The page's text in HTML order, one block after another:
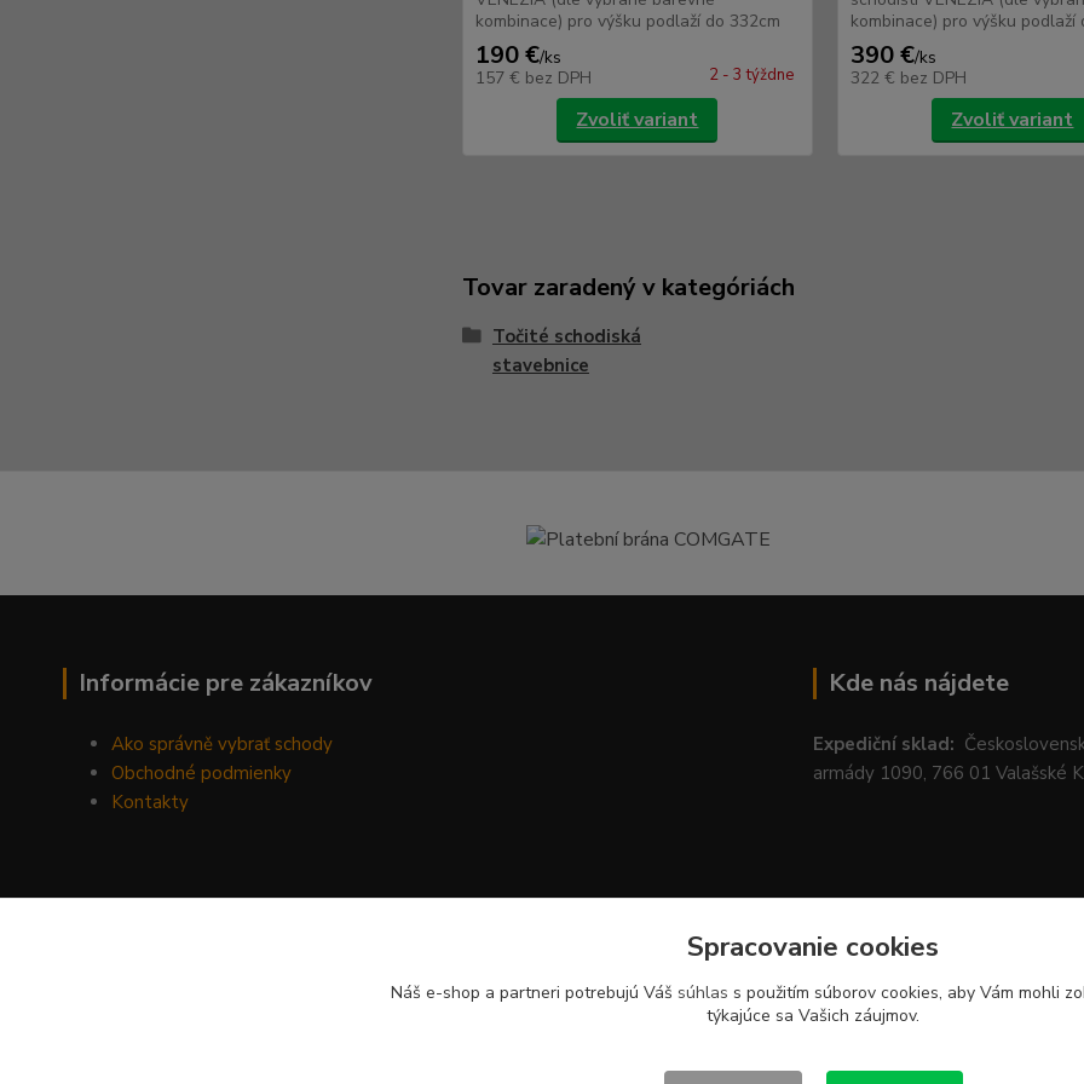
kombinace) pro výšku podlaží do 332cm
190 €/ks
157 € bez DPH 2 - 3 týždne
Zvoliť variant
kombinace) pro výšku podlaží
390 €/ks
322 € bez DPH
Zvoliť variant
Tovar zaradený v kategóriách
Točité schodiská
stavebnice
Informácie pre zákazníkov
Ako správně vybrať schody
Obchodné podmienky
Kontakty
Kde nás nájdete
Expediční sklad:
armády 1090, 766 01 Valašské
Spracovanie cookies
Náš e-shop a partneri potrebujú Váš súhlas s použitím súborov cookies, aby Vám mohli
týkajúce sa Vašich záujmov.